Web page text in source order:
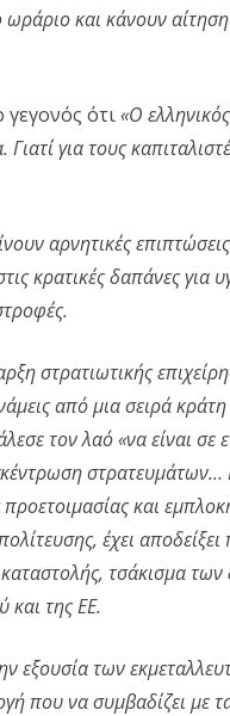
και κάνουν
γεγονός ότι«Ο
για τους
αρνητικές
κρατικές δαπάνες
στρατιωτικής
από μια σειρά
τον λαό «να είναι
προετοιμασίας και
έχει
τσάκισμα
και της ΕΕ.
εξουσία των
που να συμβαδίζει με